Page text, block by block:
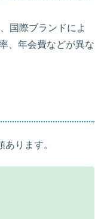
国際ブランドによ
、年会費などが異な
ります。